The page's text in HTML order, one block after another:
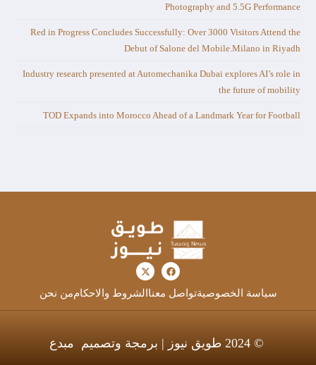
Photography and 5.5G Performance
Red in Progress Concludes Successfully: Over 3000 Visitors Attend the
Debut of Salone del Mobile.Milano in Riyadh
Industry research presented at Automechanika Dubai explores AI’s role in
the future of mobility
TOD Expands into Morocco Ahead of a Landmark Year for Football
سياسة الخصوصيةتواصل معنا الشروط والاحكاممن نحن
© 2024 طويق نيوز | برمجة وتصميم مبدع